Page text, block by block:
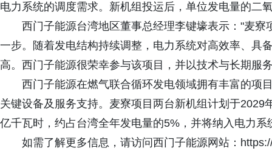
电力系统的调度需求。新机组投运后，单位发电量的二
西门子能源台湾地区董事总经理李键壕表示："麦
一步。随着发电结构持续调整，电力系统对高效率、具
高。西门子能源很荣幸参与该项目，并以技术与长期服
西门子能源在燃气联合循环发电领域拥有丰富的项
关键设备及服务支持。麦寮项目两台新机组计划于
亿千瓦时，约占台湾全年发电量的5%，并将纳入电力系
如需了解更多信息，请访问西门子能源网站：